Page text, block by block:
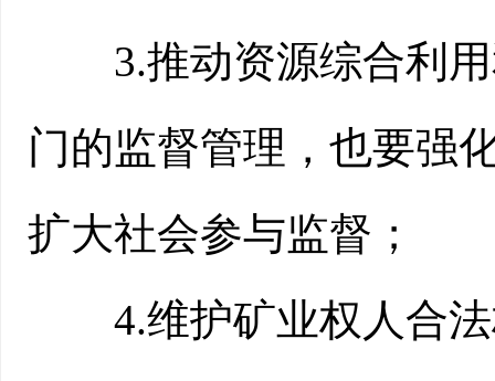
3.推动资源综合利用
门的监督管理，也要强
扩大社会参与监督；
4.维护矿业权人合法